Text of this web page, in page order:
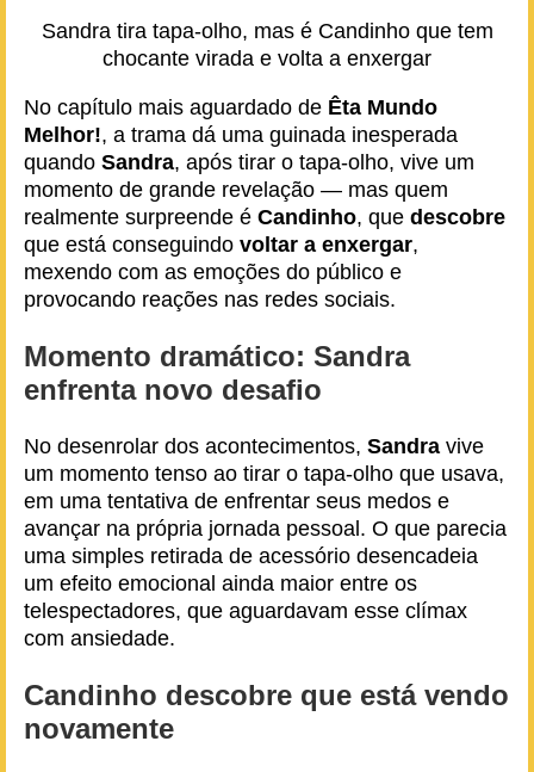
Sandra tira tapa-olho, mas é Candinho que tem
chocante virada e volta a enxergar
No capítulo mais aguardado de Êta Mundo
Melhor!, a trama dá uma guinada inesperada
quando Sandra, após tirar o tapa-olho, vive um
momento de grande revelação — mas quem
realmente surpreende é Candinho, que descobre
que está conseguindo voltar a enxergar,
mexendo com as emoções do público e
provocando reações nas redes sociais.
Momento dramático: Sandra
enfrenta novo desafio
No desenrolar dos acontecimentos, Sandra vive
um momento tenso ao tirar o tapa-olho que usava,
em uma tentativa de enfrentar seus medos e
avançar na própria jornada pessoal. O que parecia
uma simples retirada de acessório desencadeia
um efeito emocional ainda maior entre os
telespectadores, que aguardavam esse clímax
com ansiedade.
Candinho descobre que está vendo
novamente